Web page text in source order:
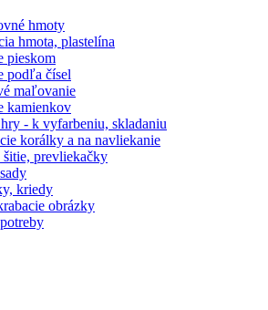
hmoty
hmota, plastelína
pieskom
podľa čísel
maľovanie
kamienkov
- k vyfarbeniu, skladaniu
korálky a na navliekanie
šitie, prevliekačky
kriedy
obrázky